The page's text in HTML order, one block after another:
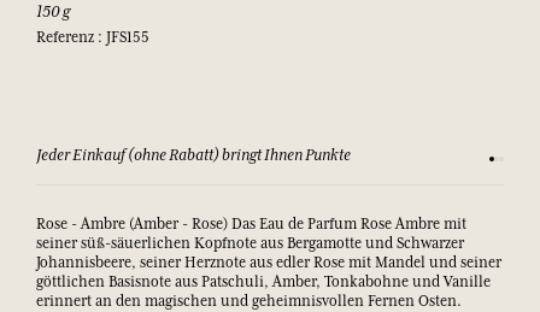
150 g
Referenz : JFS155
Jeder Einkauf (ohne Rabatt) bringt Ihnen Punkte Sehen
Rose - Ambre (Amber - Rose) Das Eau de Parfum Rose Ambre mit
seiner süß-säuerlichen Kopfnote aus Bergamotte und Schwarzer
Johannisbeere, seiner Herznote aus edler Rose mit Mandel und seiner
göttlichen Basisnote aus Patschuli, Amber, Tonkabohne und Vanille
erinnert an den magischen und geheimnisvollen Fernen Osten.